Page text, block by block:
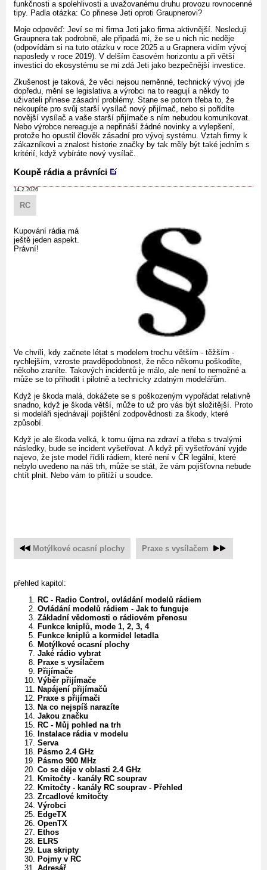
funkčnosti a spolehlivosti a uvažovanému druhu provozu rovnocenné
tipy. Padla otázka: Co přinese Jeti oproti Graupnerovi?
Moje odpověď: Jeví se mi firma Jeti jako firma aktivnější. Nesleduji
Graupnera tak podrobně, ale připadá mi, že se u nich nic neděje
(odpovídám si na tuto otázku v roce 2025 a u Grapnera vidím vývoj
naposledy v roce 2019). V delším časovém horizontu a při větší
investici do ekosystému se mi zdá Jeti jako bezpečnější investice.
Zkušenost je taková, že věci nejsou neměnné, technický vývoj jde
dopředu, mění se legislativa a výrobci na to reagují a někdy to
uživateli přinese zásadní problémy. Stane se potom třeba to, že
nekoupíte pro svůj starší vysílač nový přijímač, nebo si pořídíte
novější vysílač a vaše starší přijímače s ním nebudou komunikovat.
Nebo výrobce nereaguje a nepřináší žádné novinky a vylepšení,
protože ho opustil člověk zásadní pro vývoj systému. Vztah firmy k
zákazníkovi a znalost historie značky by tak měly být také jedním s
kritérií, když vybíráte nový vysílač.
Koupě rádia a právníci
14.2.2026
RC
Kupování rádia má
ještě jeden aspekt.
Právní!
Ve chvíli, kdy začnete létat s modelem trochu větším - těžším -
rychlejším, vzroste pravděpodobnost, že něco někomu poškodíte,
někoho zraníte. Takových incidentů je málo, ale není to nemožné a
může se to přihodit i pilotně a technicky zdatným modelářům.
Když je škoda malá, dokážete se s poškozeným vypořádat relativně
snadno, když je škoda větší, může to už pro vás být složitější. Proto
si modeláři sjednávají pojištění zodpovědnosti za škody, které
způsobí.
Když je ale škoda velká, k tomu újma na zdraví a třeba s trvalými
následky, bude se incident vyšetřovat. A když při vyšetřování vyjde
najevo, že jste model řídili rádiem, které není v ČR legální, které
nebylo uvedeno na náš trh, může se stát, že vám pojišťovna nebude
chtít plnit. Nebo vám to přitíží u soudce.
Motýlkové ocasní plochy Praxe s vysílačem
přehled kapitol:
RC - Radio Control, ovládání modelů rádiem
Ovládání modelů rádiem - Jak to funguje
Základní vědomosti o rádiovém přenosu
Funkce kniplů, mode 1, 2, 3, 4
Funkce kniplů a kormidel letadla
Motýlkové ocasní plochy
Jaké rádio vybrat
Praxe s vysílačem
Přijímače
Výběr přijímače
Napájení přijímačů
Praxe s přijímači
Na co nejspíš narazíte
Jakou značku
RC - Můj pohled na trh
Instalace rádia v modelu
Serva
Pásmo 2.4 GHz
Pásmo 900 MHz
Co se děje v oblasti 2.4 GHz
Kmitočty - kanály RC souprav
Kmitočty - kanály RC souprav - Přehled
Zrcadlové kmitočty
Výrobci
EdgeTX
OpenTX
Ethos
ELRS
Lua skripty
Pojmy v RC
Adresář